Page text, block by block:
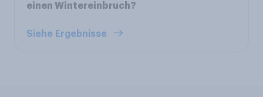
einen Wintereinbruch?
Siehe Ergebnisse